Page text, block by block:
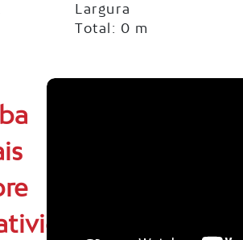
Largura
Total: 0 m